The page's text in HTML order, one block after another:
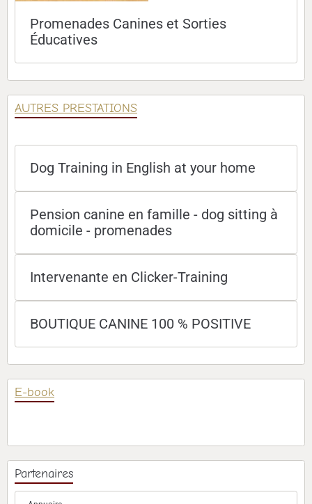
Promenades Canines et Sorties
Éducatives
AUTRES PRESTATIONS
Dog Training in English at your home
Pension canine en famille - dog sitting à
domicile - promenades
Intervenante en Clicker-Training
BOUTIQUE CANINE 100 % POSITIVE
E-book
Partenaires